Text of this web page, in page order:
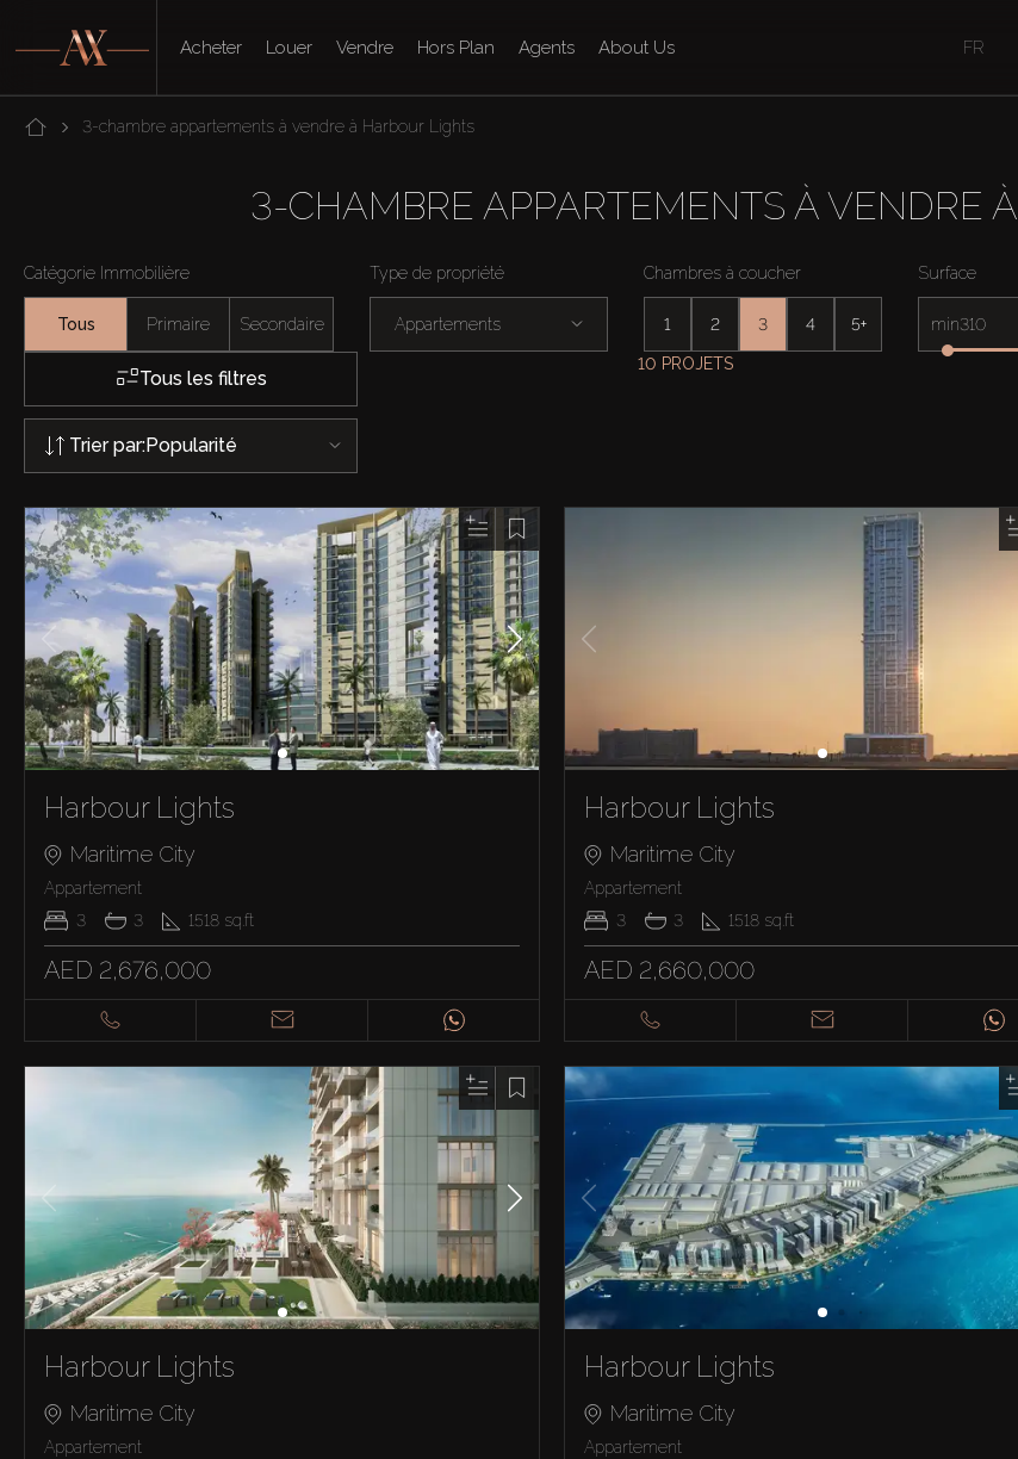
Acheter Louer Vendre Hors Plan Agents About Us FR
3-chambre appartements à vendre à Harbour Lights
3-CHAMBRE APPARTEMENTS À VENDRE
Catégorie Immobilière
Tous Primaire Secondaire
Type de propriété
Appartements
Chambres à coucher
1 2 3 4 5+
Surface
min
Tous les filtres
10 PROJETS
Trier par:Popularité
Harbour Lights
Maritime City
Appartement
3
3 1518 sq.ft
AED 2,676,000
Harbour Lights
Maritime City
Appartement
3
3 1518 sq.ft
AED 2,660,000
Harbour Lights
Maritime City
Appartement
Harbour Lights
Maritime City
Appartement